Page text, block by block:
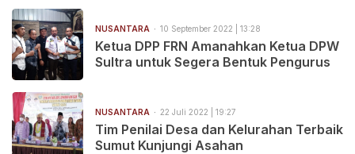
NUSANTARA 10 September 2022 | 13:28
Ketua DPP FRN Amanahkan Ketua DPW
Sultra untuk Segera Bentuk Pengurus
NUSANTARA 22 Juli 2022 | 19:27
Tim Penilai Desa dan Kelurahan Terbaik
Sumut Kunjungi Asahan